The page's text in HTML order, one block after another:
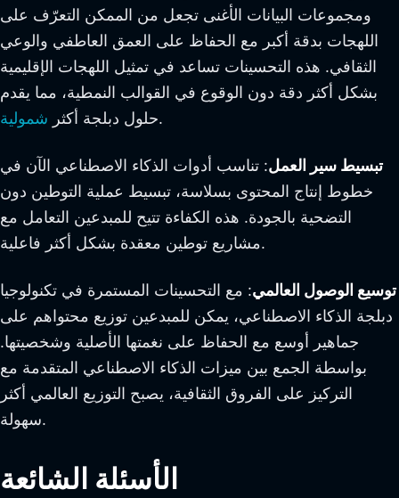
ومجموعات البيانات الأغنى تجعل من الممكن التعرّف على
اللهجات بدقة أكبر مع الحفاظ على العمق العاطفي والوعي
الثقافي. هذه التحسينات تساعد في تمثيل اللهجات الإقليمية
بشكل أكثر دقة دون الوقوع في القوالب النمطية، مما يقدم
حلول دبلجة أكثر شمولية .
تبسيط سير العمل: تناسب أدوات الذكاء الاصطناعي الآن في
خطوط إنتاج المحتوى بسلاسة، تبسيط عملية التوطين دون
التضحية بالجودة. هذه الكفاءة تتيح للمبدعين التعامل مع
مشاريع توطين معقدة بشكل أكثر فاعلية.
توسيع الوصول العالمي: مع التحسينات المستمرة في تكنولوجيا
دبلجة الذكاء الاصطناعي، يمكن للمبدعين توزيع محتواهم على
جماهير أوسع مع الحفاظ على نغمتها الأصلية وشخصيتها.
بواسطة الجمع بين ميزات الذكاء الاصطناعي المتقدمة مع
التركيز على الفروق الثقافية، يصبح التوزيع العالمي أكثر
سهولة.
الأسئلة الشائعة